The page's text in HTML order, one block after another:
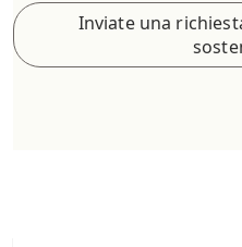
Inviate una